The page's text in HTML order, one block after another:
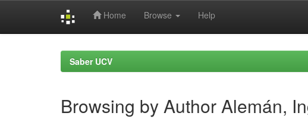
Home Browse Help
Saber UCV
Browsing by Author Alemán,